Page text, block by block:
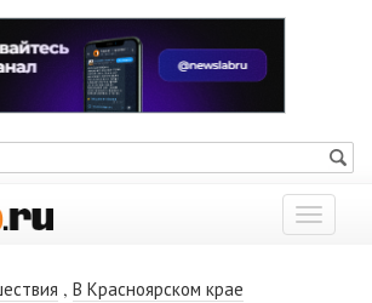
Показать
меню
, В Красноярском крае